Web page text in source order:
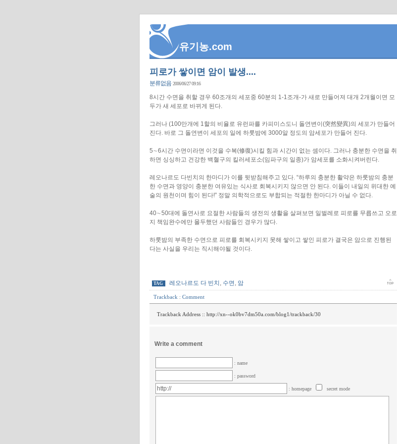
유기농.com
피로가 쌓이면 암이 발생....
분류없음 2006/06/27 09:16
8시간 수면을 취할 경우 60조개의 세포중 60분의 1-1조개-가 새로 만들어져 대개 2개월이면 모
두가 새 세포로 바뀌게 된다.
그러나 (100만개에 1할의 비율로 유런파를 카피미스도니 돌연변이(突然變異)의 세포가 만들어
진다. 바로 그 돌연변이 세포의 일에 하룻밤에 3000알 정도의 암세포가 만들어 진다.
5∼6시간 수면이라면 이것을 수복(修復)시킬 힘과 시간이 없는 셈이다. 그러나 충분한 수면을 취
하면 싱싱하고 건강한 백혈구의 킬러세포소(임파구의 일종)가 암세포를 소화시켜버린다.
레오나르도 다빈치의 한마디가 이를 뒷받침해주고 있다. “하루의 충분한 활약은 하룻밤의 충분
한 수면과 영양이 충분한 여유있는 식사로 회복시키지 않으면 안 된다. 이들이 내일의 위대한 예
술의 원천이며 힘이 된다!” 정말 의학적으로도 부합되는 적절한 한마디가 아닐 수 없다.
40∼50대에 돌연사로 요절한 사람들의 생전의 생활을 살펴보면 일벌레로 피로를 무릅쓰고 오로
지 책임완수에만 몰두했던 사람들인 경우가 많다.
하룻밤의 부족한 수면으로 피로를 회복시키지 못해 쌓이고 쌓인 피로가 결국은 암으로 진행된
다는 사실을 우리는 직시해야될 것이다.
TAG 레오나르도 다 빈치 , 수면 , 암
Trackback : Comment
Trackback Address :: http://xn--ok0bv7dm50a.com/blog1/trackback/30
Write a comment
: name
: password
: homepage secret mode